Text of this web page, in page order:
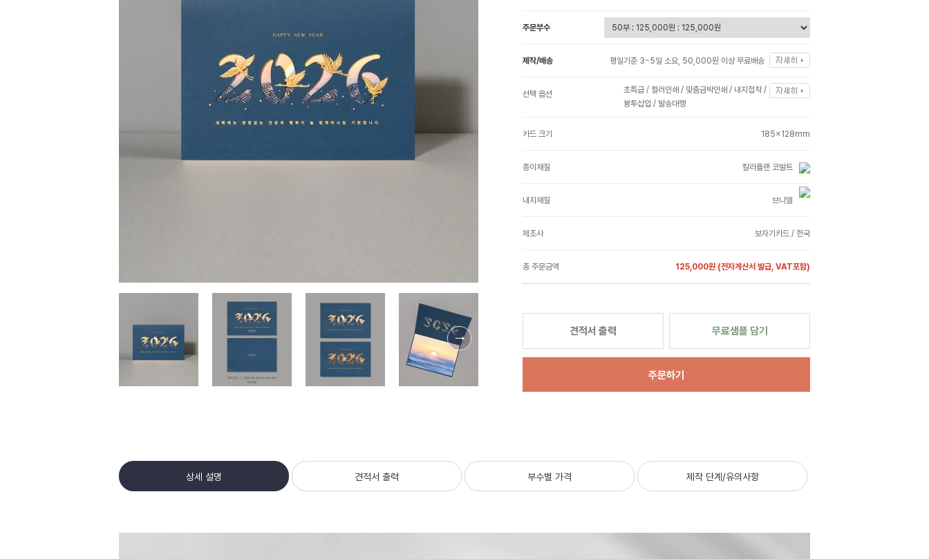
주문부수
제작/배송 평일기준 3~5일 소요, 50,000원 이상 무료배송
선택 옵션
초특급 / 컬러인쇄 / 맞춤금박인쇄 / 내지접착 /
봉투삽입 / 발송대행
카드 크기 185x128mm
종이재질 칼라플랜 코발트
내지재질 브니엘
제조사 보자기카드 / 한국
총 주문금액 125,000원 (전자계산서 발급, VAT포함)
견적서 출력 무료샘플 담기
주문하기
상세 설명 견적서 출력 부수별 가격 제작 단계/유의사항